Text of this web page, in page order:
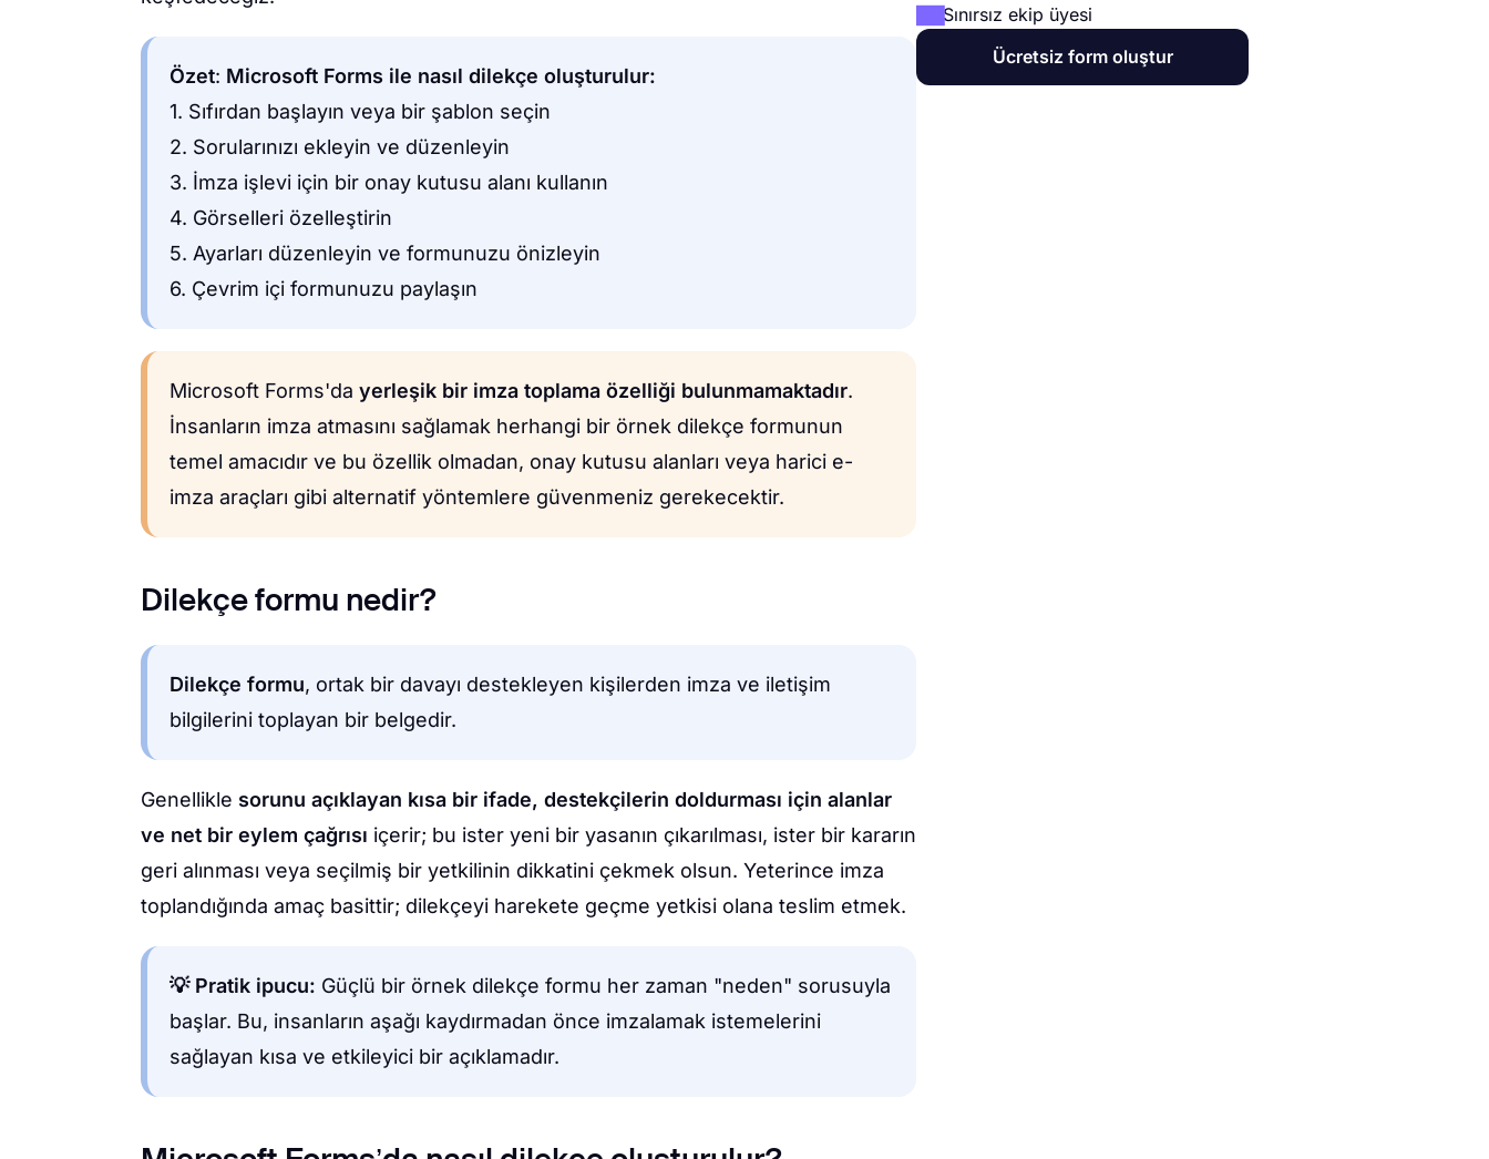
Özet: Microsoft Forms ile nasıl dilekçe oluşturulur:
1. Sıfırdan başlayın veya bir şablon seçin
2. Sorularınızı ekleyin ve düzenleyin
3. İmza işlevi için bir onay kutusu alanı kullanın
4. Görselleri özelleştirin
5. Ayarları düzenleyin ve formunuzu önizleyin
6. Çevrim içi formunuzu paylaşın
Microsoft Forms'da yerleşik bir imza toplama özelliği bulunmamaktadır.
İnsanların imza atmasını sağlamak herhangi bir örnek dilekçe formunun
temel amacıdır ve bu özellik olmadan, onay kutusu alanları veya harici e-
imza araçları gibi alternatif yöntemlere güvenmeniz gerekecektir.
Dilekçe formu nedir?
Dilekçe formu, ortak bir davayı destekleyen kişilerden imza ve iletişim
bilgilerini toplayan bir belgedir.
Genellikle sorunu açıklayan kısa bir ifade, destekçilerin doldurması için alanlar
ve net bir eylem çağrısı içerir; bu ister yeni bir yasanın çıkarılması, ister bir kararın
geri alınması veya seçilmiş bir yetkilinin dikkatini çekmek olsun. Yeterince imza
toplandığında amaç basittir; dilekçeyi harekete geçme yetkisi olana teslim etmek.
💡 Pratik ipucu: Güçlü bir örnek dilekçe formu her zaman "neden" sorusuyla
başlar. Bu, insanların aşağı kaydırmadan önce imzalamak istemelerini
sağlayan kısa ve etkileyici bir açıklamadır.
Sınırsız ekip üyesi
Ücretsiz form oluştur